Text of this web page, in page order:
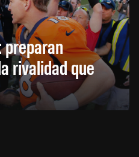
preparan
rivalidad que